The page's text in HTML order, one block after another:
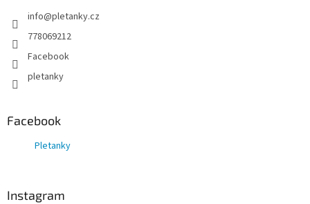
info@pletanky.cz
778069212
Facebook
pletanky
Facebook
Pletanky
Instagram